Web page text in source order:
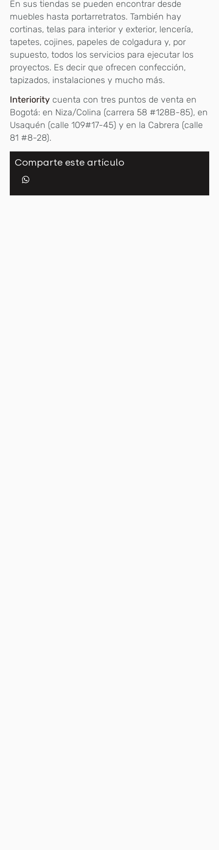
En sus tiendas se pueden encontrar desde
muebles hasta portarretratos. También hay
cortinas, telas para interior y exterior, lencería,
tapetes, cojines, papeles de colgadura y, por
supuesto, todos los servicios para ejecutar los
proyectos. Es decir que ofrecen confección,
tapizados, instalaciones y mucho más.
Interiority cuenta con tres puntos de venta en
Bogotá: en Niza/Colina (carrera 58 #128B-85), en
Usaquén (calle 109#17-45) y en la Cabrera (calle
81 #8-28).
Comparte este artículo